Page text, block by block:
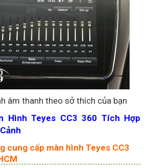
âm thanh theo sở thích của bạn
Hình Teyes CC3 360 Tích Hợp
cung cấp màn hình Teyes CC3